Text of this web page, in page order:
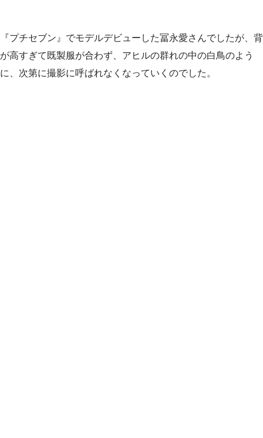
『プチセブン』でモデルデビューした冨永愛さんでしたが、背
が高すぎて既製服が合わず、アヒルの群れの中の白鳥のよう
に、次第に撮影に呼ばれなくなっていくのでした。